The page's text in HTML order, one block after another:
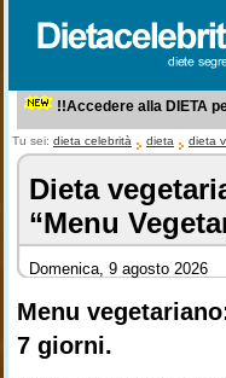
!!Accedere alla DIETA
Tu sei: dieta celebrità dieta dieta
Dieta
“Menu
Domenica, 9 agosto 2026
Menu
7 giorni.